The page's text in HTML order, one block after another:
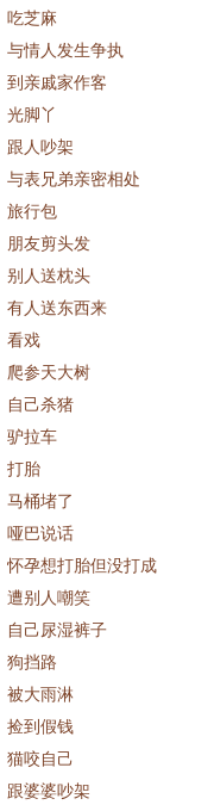
吃芝麻
与情人发生争执
到亲戚家作客
光脚丫
跟人吵架
与表兄弟亲密相处
旅行包
朋友剪头发
别人送枕头
有人送东西来
看戏
爬参天大树
自己杀猪
驴拉车
打胎
马桶堵了
哑巴说话
怀孕想打胎但没打成
遭别人嘲笑
自己尿湿裤子
狗挡路
被大雨淋
捡到假钱
猫咬自己
跟婆婆吵架